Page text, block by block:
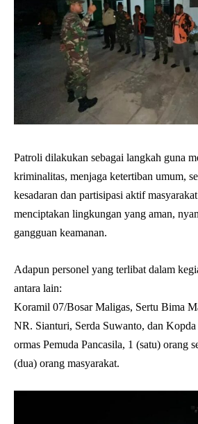
Patroli dilakukan sebagai langkah guna
kriminalitas, menjaga ketertiban umum,
kesadaran dan partisipasi aktif
menciptakan lingkungan yang aman,
gangguan keamanan.
Adapun personel yang terlibat dalam
antara lain:
Koramil 07/Bosar Maligas, Sertu Bima
NR. Sianturi, Serda Suwanto, dan
ormas Pemuda Pancasila, 1 (satu) orang
(dua) orang masyarakat.